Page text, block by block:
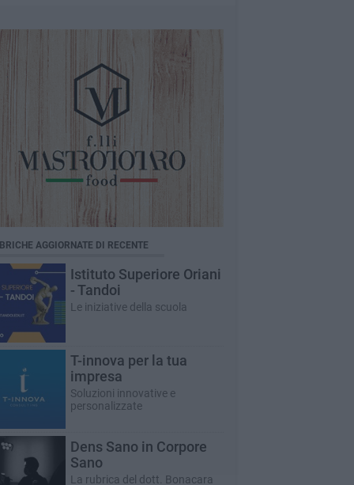
AGGIORNATE DI RECENTE
Istituto Superiore Oriani
- Tandoi
Le iniziative della scuola
T-innova per la tua
impresa
Soluzioni innovative e
personalizzate
Dens Sano in Corpore
Sano
La rubrica del dott. Bonacara